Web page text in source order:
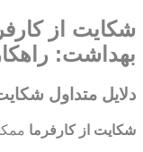
شکایت از
بهداشت:
دلایل متداول
شکایت از کارفرما